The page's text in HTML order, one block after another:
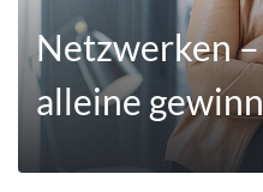
Netzwerken
alleine